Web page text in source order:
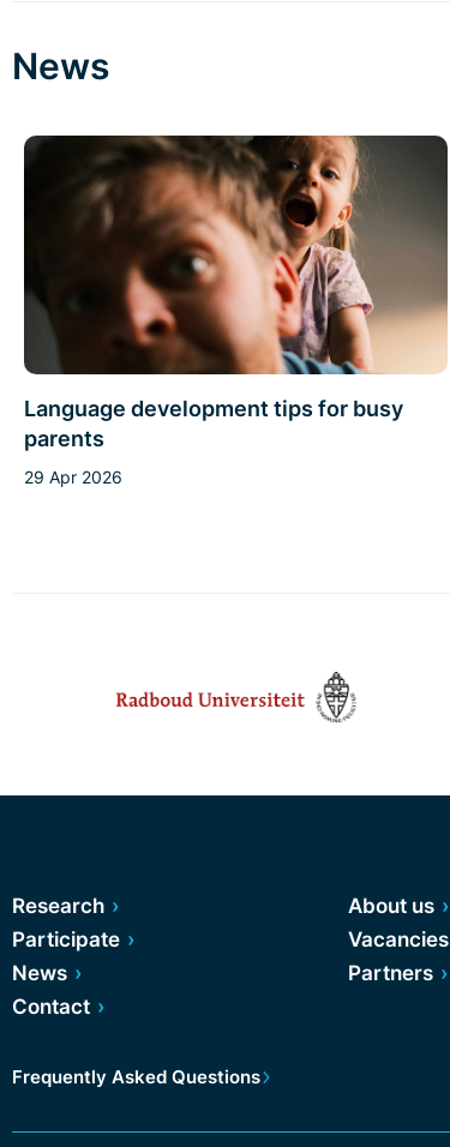
News
Language development tips for busy
parents
29 Apr 2026
Research
Participate
News
Contact
About us
Vacancies
Partners
Frequently Asked Questions